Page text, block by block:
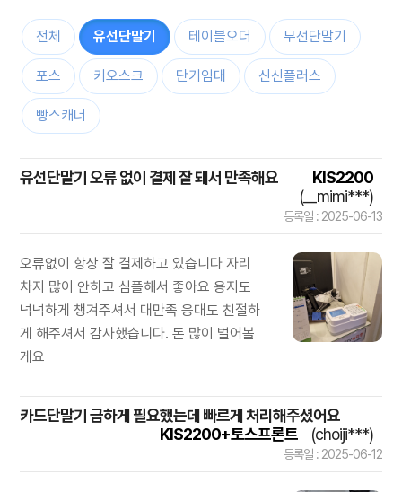
전체 유선단말기 테이블오더 무선단말기
포스 키오스크 단기임대 신신플러스
빵스캐너
유선단말기 오류 없이 결제 잘 돼서 만족해요
KIS2200
(__mimi***)
등록일 : 2025-06-13
오류없이 항상 잘 결제하고 있습니다 자리
차지 많이 안하고 심플해서 좋아요 용지도
넉넉하게 챙겨주셔서 대만족 응대도 친절하
게 해주셔서 감사했습니다. 돈 많이 벌어볼
게요
카드단말기 급하게 필요했는데 빠르게 처리해주셨어요
KIS2200+토스프론트
(choiji***)
등록일 : 2025-06-12